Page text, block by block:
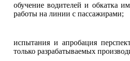
обучение водителей и обкатка
работы на линии с пассажирами;
испытания и апробация
только разрабатываемых